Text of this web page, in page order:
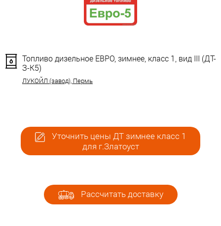
Топливо дизельное ЕВРО, зимнее, класс 1, вид III (ДТ-
З-К5)
ЛУКОЙЛ (завод), Пермь
Уточнить цены ДТ зимнее класс 1
для г.Златоуст
Рассчитать доставку